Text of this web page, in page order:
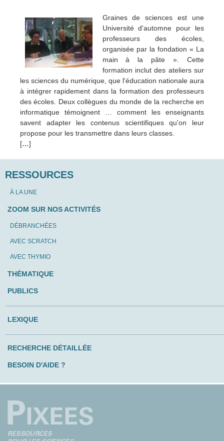
Graines de sciences est une
Université d'automne pour les
professeurs des écoles,
organisée par la fondation « La
main à la pâte ». Cette
formation inclut des ateliers sur
les sciences du numérique, que l'éducation nationale aura
à intégrer rapidement dans la formation des professeurs
des écoles. Deux collègues du monde de la recherche en
informatique témoignent … comment les enseignants
savent adapter les contenus scientifiques qu'on leur
propose pour les transmettre dans leurs classes.
[…]
RESSOURCES
À LA UNE
ZOOM SUR NOS ACTIVITÉS
DÉBRANCHÉES
AVEC SCRATCH
AVEC THYMIO
THÉMATIQUE
PUBLICS
LEXIQUE
RECHERCHE DÉTAILLÉE
BESOIN D'AIDE ?